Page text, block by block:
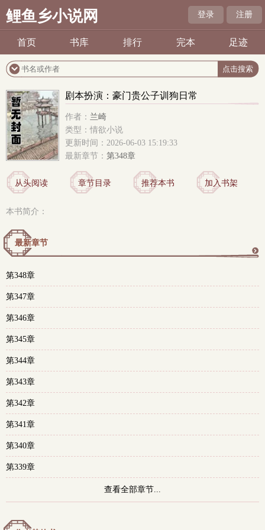
鲤鱼乡小说网 登录 注册
首页 书库 排行 完本 足迹
剧本扮演：豪门贵公子训狗日常
作者： 兰崎
类型：情欲小说
更新时间：2026-06-03 15:19:33
最新章节： 第348章
从头阅读 章节目录 推荐本书 加入书架
本书简介：
最新章节
第348章
第347章
第346章
第345章
第344章
第343章
第342章
第341章
第340章
第339章
查看全部章节...